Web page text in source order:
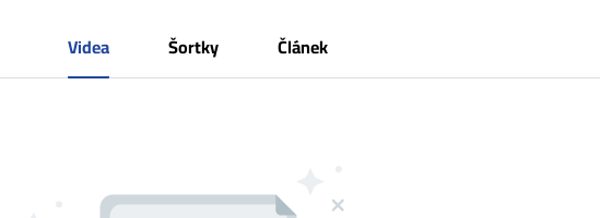
Videa Šortky Článek